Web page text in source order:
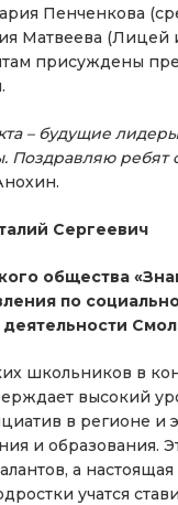
Пенченкова
Матвеева (Лицей
присуждены
– будущие
Поздравляю ребят
Сергеевич
общества
по
деятельности
школьников в
высокий
в регионе и
и образования.
а
учатся